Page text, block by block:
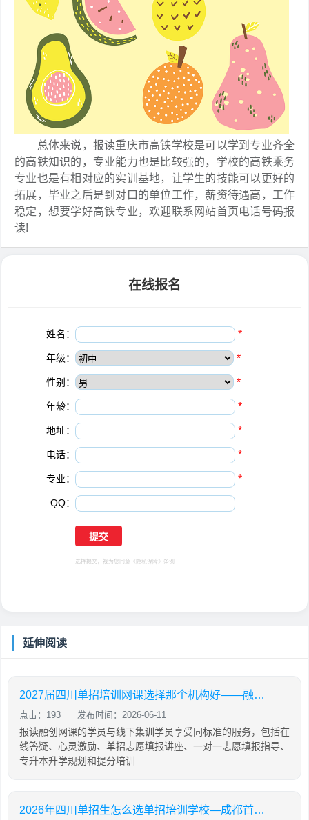
总体来说，报读重庆市高铁学校是可以学到专业齐全
的高铁知识的，专业能力也是比较强的，学校的高铁乘务
专业也是有相对应的实训基地，让学生的技能可以更好的
拓展，毕业之后是到对口的单位工作，薪资待遇高，工作
稳定，想要学好高铁专业，欢迎联系网站首页电话号码报
读!
在线报名
姓名： *
年级： *
性别： *
年龄： *
地址： *
电话： *
专业： *
QQ：
选择提交，视为您同意 《隐私保障》 条例
延伸阅读
2027届四川单招培训网课选择那个机构好——融创单招培训学校
点击：193 发布时间：2026-06-11
报读融创网课的学员与线下集训学员享受同标准的服务，包括在
线答疑、心灵激励、单招志愿填报讲座、一对一志愿填报指导、
专升本升学规划和提分培训
2026年四川单招生怎么选单招培训学校—成都首创锦榜单招培训